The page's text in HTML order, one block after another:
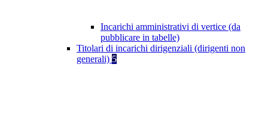
Incarichi amministrativi di vertice (da
pubblicare in tabelle)
Titolari di incarichi dirigenziali (dirigenti non
generali) 5